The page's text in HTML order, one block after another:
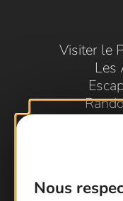
Nous
Visiter le
Les